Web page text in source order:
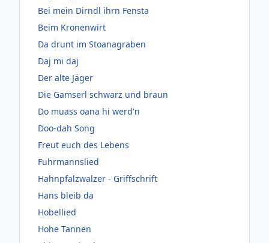
Bei mein Dirndl ihrn Fensta
Beim Kronenwirt
Da drunt im Stoanagraben
Daj mi daj
Der alte Jäger
Die Gamserl schwarz und braun
Do muass oana hi werd'n
Doo-dah Song
Freut euch des Lebens
Fuhrmannslied
Hahnpfalzwalzer - Griffschrift
Hans bleib da
Hobellied
Hohe Tannen